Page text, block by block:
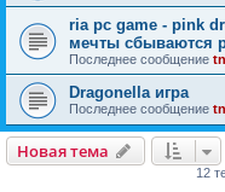
ria pc game - pink
мечты сбываются
Последнее сообщение
Dragonella игра
Последнее сообщение
Новая тема
12